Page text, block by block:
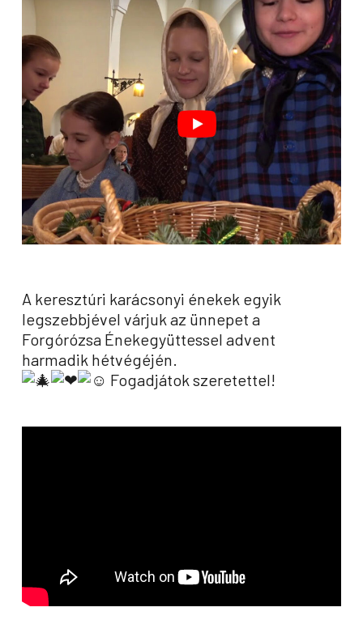
A keresztúri karácsonyi énekek egyik
legszebbjével várjuk az ünnepet a
Forgórózsa Énekegyüttessel advent
harmadik hétvégéjén.
Fogadjátok szeretettel!